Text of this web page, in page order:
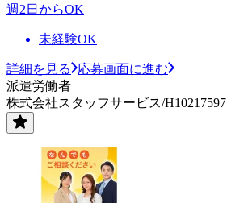
週2日からOK
未経験OK
詳細を見る
応募画面に進む
派遣労働者
株式会社スタッフサービス/H10217597